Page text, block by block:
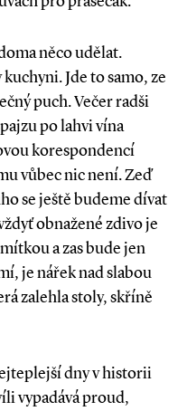
něco udělat.
Jde to samo, ze
puch. Večer radši
po lahvi vína
korespondencí
vůbec nic není. Zeď
se ještě budeme dívat
obnažené zdivo je
a zas bude jen
je nářek nad slabou
zalehla stoly, skříně
dny v historii
vypadává proud,